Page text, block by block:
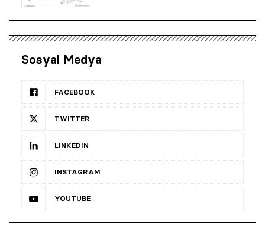
Sosyal Medya
FACEBOOK
TWITTER
LINKEDIN
INSTAGRAM
YOUTUBE